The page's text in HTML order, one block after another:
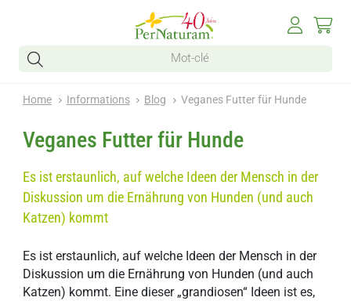
Home Informations Blog Veganes Futter für Hunde
Veganes Futter für Hunde
Es ist erstaunlich, auf welche Ideen der Mensch in der
Diskussion um die Ernährung von Hunden (und auch
Katzen) kommt
Es ist erstaunlich, auf welche Ideen der Mensch in der
Diskussion um die Ernährung von Hunden (und auch
Katzen) kommt. Eine dieser „grandiosen“ Ideen ist es,